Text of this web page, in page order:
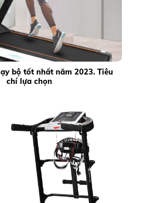
bộ tốt nhất năm 2023. Tiêu
chí lựa chọn